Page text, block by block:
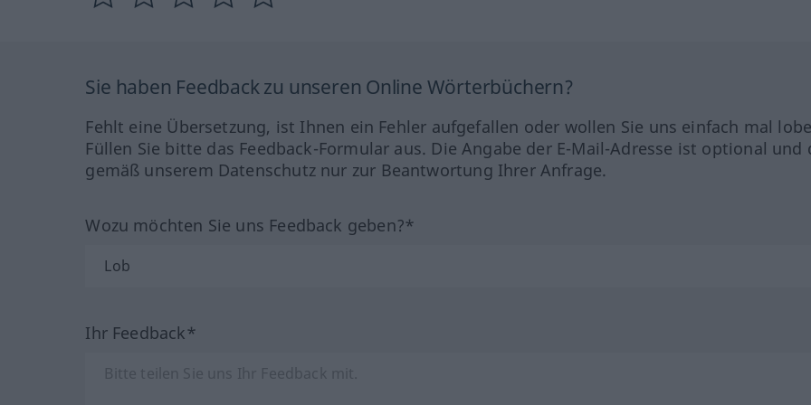
Sie haben Feedback zu unseren Online Wörterbüchern?
Fehlt eine Übersetzung, ist Ihnen ein Fehler aufgefallen oder wollen Sie uns einfach mal
Füllen Sie bitte das Feedback-Formular aus. Die Angabe der E-Mail-Adresse ist optional und
gemäß unserem Datenschutz nur zur Beantwortung Ihrer Anfrage.
Wozu möchten Sie uns Feedback geben?*
Ihr Feedback*